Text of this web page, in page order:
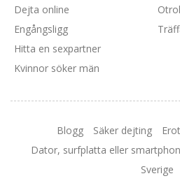
Dejta online
Engångsligg
Hitta en sexpartner
Kvinnor söker män
Blogg Säker dejting
Dator, surfplatta eller
Sverige